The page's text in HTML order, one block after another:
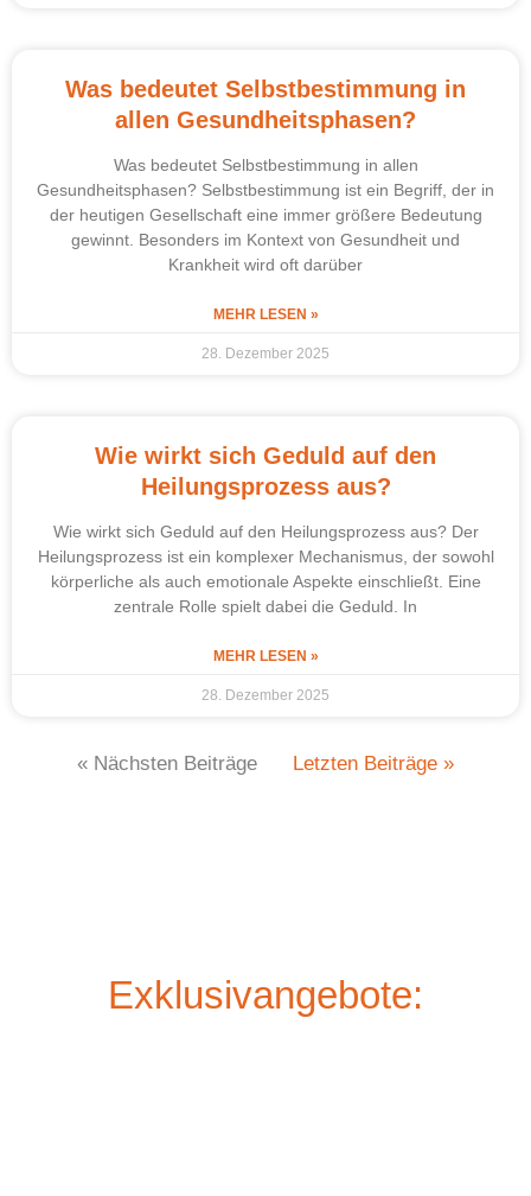
Was bedeutet Selbstbestimmung in
allen Gesundheitsphasen?
Was bedeutet Selbstbestimmung in allen
Gesundheitsphasen? Selbstbestimmung ist ein Begriff, der in
der heutigen Gesellschaft eine immer größere Bedeutung
gewinnt. Besonders im Kontext von Gesundheit und
Krankheit wird oft darüber
MEHR LESEN »
28. Dezember 2025
Wie wirkt sich Geduld auf den
Heilungsprozess aus?
Wie wirkt sich Geduld auf den Heilungsprozess aus? Der
Heilungsprozess ist ein komplexer Mechanismus, der sowohl
körperliche als auch emotionale Aspekte einschließt. Eine
zentrale Rolle spielt dabei die Geduld. In
MEHR LESEN »
28. Dezember 2025
« Nächsten Beiträge Letzten Beiträge »
Exklusivangebote: